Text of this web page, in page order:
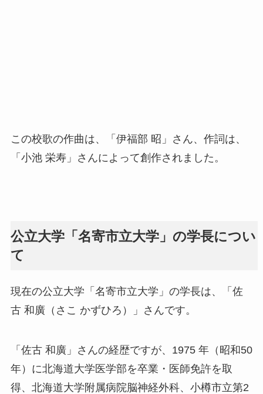
この校歌の作曲は、「伊福部 昭」さん、作詞は、
「小池 栄寿」さんによって創作されました。
公立大学「名寄市立大学」の学長につい
て
現在の公立大学「名寄市立大学」の学長は、「佐
古 和廣（さこ かずひろ）」さんです。
「佐古 和廣」さんの経歴ですが、1975 年（昭和50
年）に北海道大学医学部を卒業・医師免許を取
得、北海道大学附属病院脳神経外科、小樽市立第2